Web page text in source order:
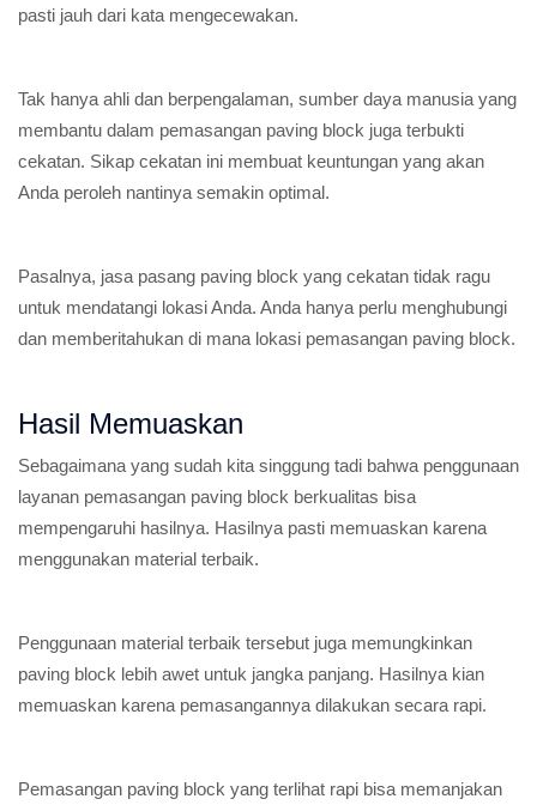
pasti jauh dari kata mengecewakan.
Tak hanya ahli dan berpengalaman, sumber daya manusia yang
membantu dalam pemasangan paving block juga terbukti
cekatan. Sikap cekatan ini membuat keuntungan yang akan
Anda peroleh nantinya semakin optimal.
Pasalnya, jasa pasang paving block yang cekatan tidak ragu
untuk mendatangi lokasi Anda. Anda hanya perlu menghubungi
dan memberitahukan di mana lokasi pemasangan paving block.
Hasil Memuaskan
Sebagaimana yang sudah kita singgung tadi bahwa penggunaan
layanan pemasangan paving block berkualitas bisa
mempengaruhi hasilnya. Hasilnya pasti memuaskan karena
menggunakan material terbaik.
Penggunaan material terbaik tersebut juga memungkinkan
paving block lebih awet untuk jangka panjang. Hasilnya kian
memuaskan karena pemasangannya dilakukan secara rapi.
Pemasangan paving block yang terlihat rapi bisa memanjakan